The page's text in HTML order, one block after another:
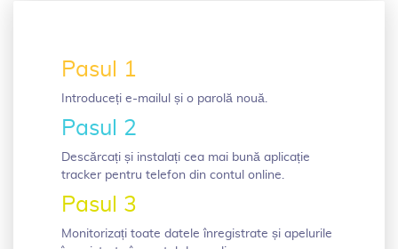
Pasul 1
Introduceți e-mailul și o parolă nouă.
Pasul 2
Descărcați și instalați cea mai bună aplicație
tracker pentru telefon din contul online.
Pasul 3
Monitorizați toate datele înregistrate și apelurile